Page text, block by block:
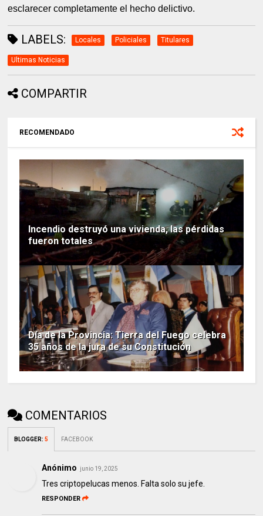
esclarecer completamente el hecho delictivo.
LABELS: Locales Policiales Titulares
Ultimas Noticias
COMPARTIR
RECOMENDADO
Incendio destruyó una vivienda, las pérdidas
fueron totales
Día de la Provincia: Tierra del Fuego celebra
35 años de la jura de su Constitución
COMENTARIOS
BLOGGER:5 FACEBOOK
Anónimo junio 19, 2025
Tres criptopelucas menos. Falta solo su jefe.
RESPONDER